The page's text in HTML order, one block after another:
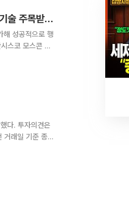
한국첨단소재 "OFC 2025 참가 성료…QKD 간섭계·PPLN 기술 주목받아"
해 성공적으로 행
다. 투자의견은
거래일 기준 종가